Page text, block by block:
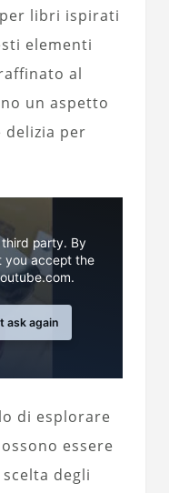
libri ispirati
elementi
al
un aspetto
delizia per
party. By
you accept the
ask again
di esplorare
essere
degli